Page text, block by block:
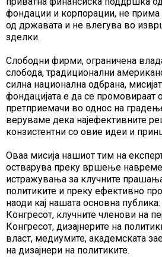
фондации и корпорации, не прима
од државата и не влегува во
зделки.
Слободни фирми, ограничена
слобода, традиционални
силна национална одбрана,
фондацијата е да се промовираат
претприемачи во однос на
веруваме дека најефективните
конзистентни со овие идеи и
Оваа мисија нашиот тим на
остварува преку вршење
истражувања за клучните
политиките и преку ефективно
наоди кај нашата основна
Конгресот, клучните членови на
Конгресот, дизајнерите на
власт, медиумите, академската
на дизајнери на политиките.